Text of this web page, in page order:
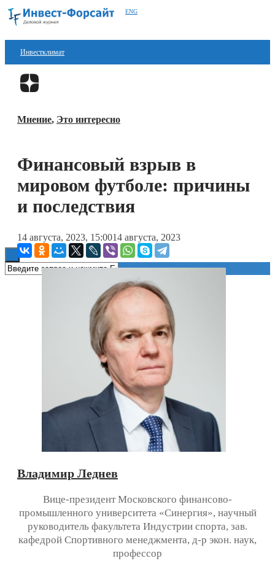
ENG
Инвестклимат
Финансы
Блокчейн
Мнение, Это интересно
Финансовый взрыв в
мировом футболе: причины
и последствия
14 августа, 2023, 15:0014 августа, 2023
Владимир Леднев
Вице-президент Московского финансово-
промышленного университета «Синергия», научный
руководитель факультета Индустрии спорта, зав.
кафедрой Спортивного менеджмента, д-р экон. наук,
профессор